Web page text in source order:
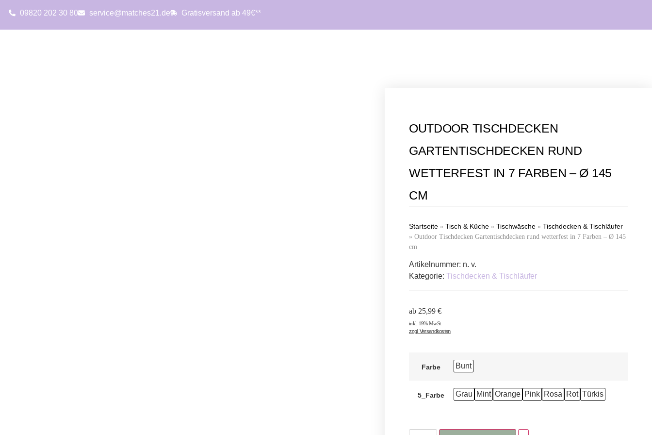
09820 202 30 80 service@matches21.de Gratisversand ab 49€**
OUTDOOR TISCHDECKEN
GARTENTISCHDECKEN RUND
WETTERFEST IN 7 FARBEN – Ø 145
CM
Startseite» Tisch & Küche» Tischwäsche» Tischdecken & Tischläufer
» Outdoor Tischdecken Gartentischdecken rund wetterfest in 7 Farben – Ø 145
cm
Artikelnummer: n. v.
Kategorie: Tischdecken & Tischläufer
ab 25,99 €
inkl. 19% MwSt.
zzgl. Versandkosten
Farbe Bunt
5_Farbe Grau Mint Orange Pink Rosa Rot Türkis